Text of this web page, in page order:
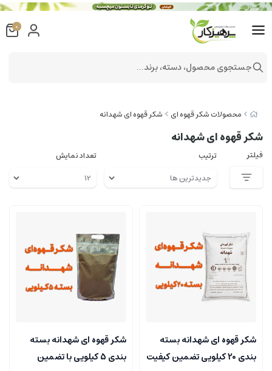
محصولات شکر قهوه ای شکر قهوه ای شهدانه
شکر قهوه ای شهدانه
فیلتر ترتیب تعداد نمایش
شکر قهوه ای شهدانه بسته
بندی 20 کیلویی تضمین کیفیت
شکر قهوه ای شهدانه بسته
بندی 5 کیلویی با تضمین
0
جستجوی محصول، دسته، برند...